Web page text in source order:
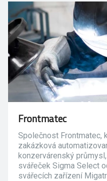
Frontmatec
Společnost Frontmatec,
zakázková
konzervárenský
svářeček Sigma Select
svářecích zařízení